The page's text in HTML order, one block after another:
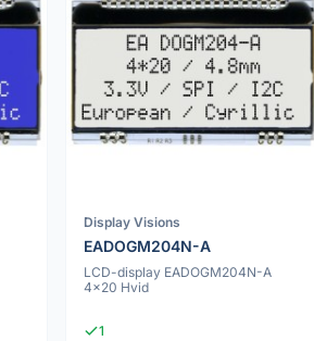
Display Visions
EADOGM204N-A
LCD-display EADOGM204N-A
4x20 Hvid
1